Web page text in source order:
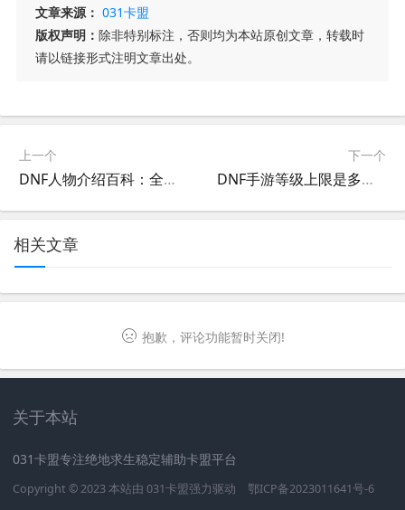
文章来源： 031卡盟
版权声明： 除非特别标注，否则均为本站原创文章，转载时
请以链接形式注明文章出处。
上一个
DNF人物介绍百科：全面了解游戏角色-DNF经典角色详细介绍与背景故事
下一个
DNF手游等级上限是多少-DNF手游当前最高等级及升级技巧
相关文章
抱歉，评论功能暂时关闭!
关于本站
031卡盟专注绝地求生稳定辅助卡盟平台
Copyright © 2023 本站由 031卡盟强力驱动 鄂ICP备2023011641号-6